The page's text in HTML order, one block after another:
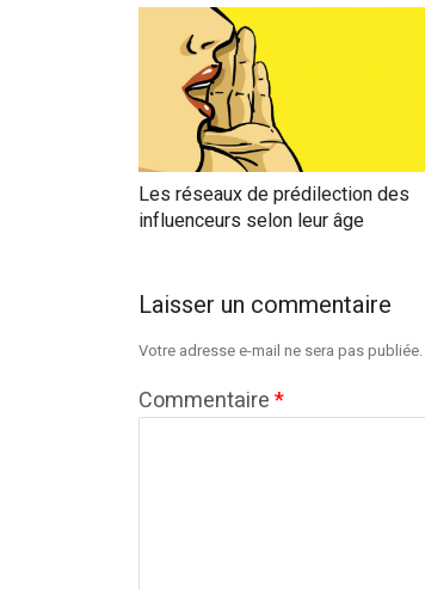
Les réseaux de prédilection des
influenceurs selon leur âge
Laisser un commentaire
Votre adresse e-mail ne sera pas publiée.
Commentaire*